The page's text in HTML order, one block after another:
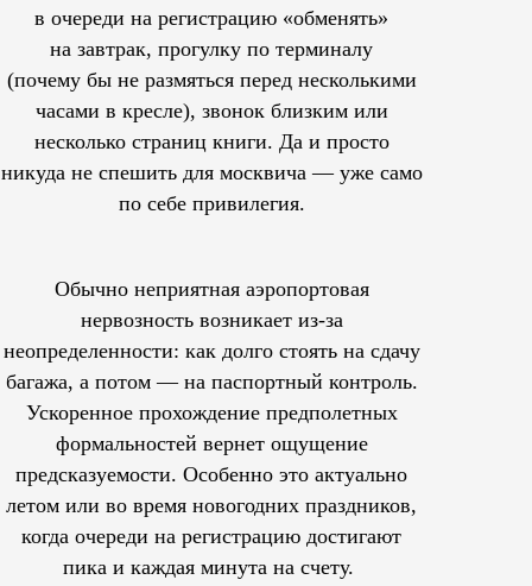
в очереди на регистрацию «обменять»
на завтрак, прогулку по терминалу
(почему бы не размяться перед несколькими
часами в кресле), звонок близким или
несколько страниц книги. Да и просто
никуда не спешить для москвича — уже само
по себе привилегия.
Обычно неприятная аэропортовая
нервозность возникает из-за
неопределенности: как долго стоять на сдачу
багажа, а потом — на паспортный контроль.
Ускоренное прохождение предполетных
формальностей вернет ощущение
предсказуемости. Особенно это актуально
летом или во время новогодних праздников,
когда очереди на регистрацию достигают
пика и каждая минута на счету.